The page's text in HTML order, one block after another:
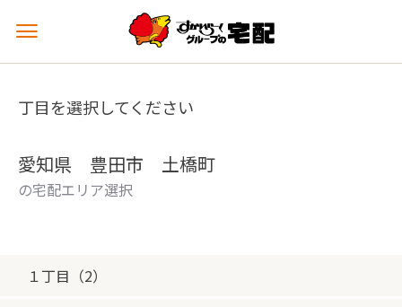
メ
ュ
を
丁目を選択してください
愛知県 豊田市 土橋町
の宅配エリア選択
１丁目（2）